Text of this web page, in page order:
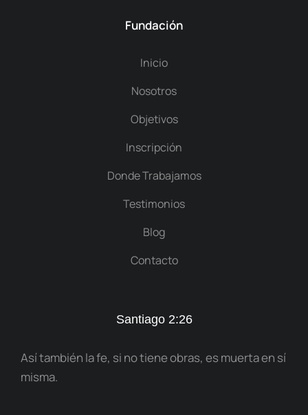
Fundación
Inicio
Nosotros
Objetivos
Inscripción
Donde Trabajamos
Testimonios
Blog
Contacto
Santiago 2:26
Así también la fe, si no tiene obras, es muerta en sí
misma.